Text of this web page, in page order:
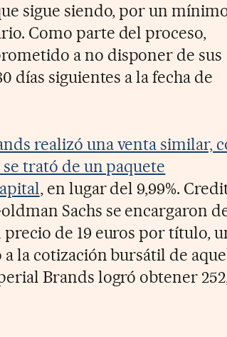
sigue siendo, por un
Como parte del proceso,
a no disponer de sus
días siguientes a la fecha de
realizó una venta similar,
trató de un paquete
, en lugar del 9,99%.
Sachs se encargaron
de 19 euros por título,
la cotización bursátil de
Brands logró obtener